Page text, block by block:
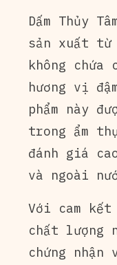
Dấm Thủy
sản xuất
không chứa
hương vị
phẩm này
trong ẩm
đánh giá
và ngoài
Với cam kết
chất lượng
chứng